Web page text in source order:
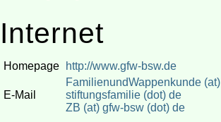
Internet
Homepage http://www.gfw-bsw.de
E-Mail
FamilienundWappenkunde (at)
stiftungsfamilie (dot) de
ZB (at) gfw-bsw (dot) de